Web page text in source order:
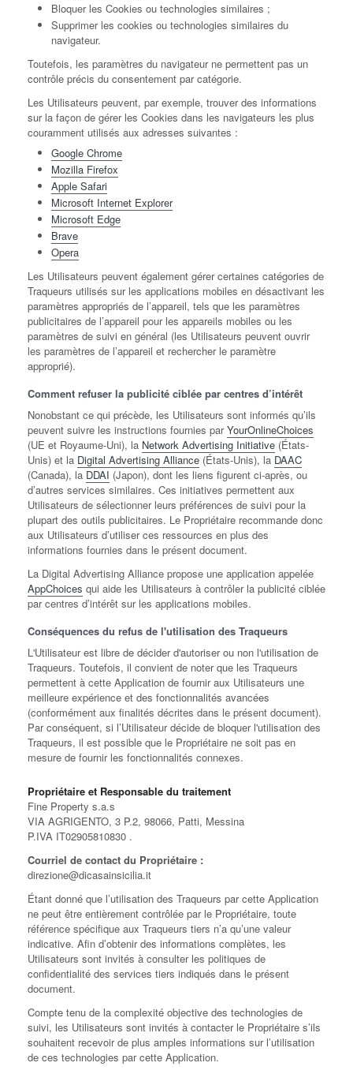
Bloquer les Cookies ou technologies similaires ;
Supprimer les cookies ou technologies similaires du
navigateur.
Toutefois, les paramètres du navigateur ne permettent pas un
contrôle précis du consentement par catégorie.
Les Utilisateurs peuvent, par exemple, trouver des informations
sur la façon de gérer les Cookies dans les navigateurs les plus
couramment utilisés aux adresses suivantes :
Google Chrome
Mozilla Firefox
Apple Safari
Microsoft Internet Explorer
Microsoft Edge
Brave
Opera
Les Utilisateurs peuvent également gérer certaines catégories de
Traqueurs utilisés sur les applications mobiles en désactivant les
paramètres appropriés de l’appareil, tels que les paramètres
publicitaires de l’appareil pour les appareils mobiles ou les
paramètres de suivi en général (les Utilisateurs peuvent ouvrir
les paramètres de l’appareil et rechercher le paramètre
approprié).
Comment refuser la publicité ciblée par centres d’intérêt
Nonobstant ce qui précède, les Utilisateurs sont informés qu’ils
peuvent suivre les instructions fournies parYourOnlineChoices
(UE et Royaume-Uni), la Network Advertising Initiative (États-
Unis) et la Digital Advertising Alliance (États-Unis), la DAAC
(Canada), la DDAI (Japon), dont les liens figurent ci-après, ou
d’autres services similaires. Ces initiatives permettent aux
Utilisateurs de sélectionner leurs préférences de suivi pour la
plupart des outils publicitaires. Le Propriétaire recommande donc
aux Utilisateurs d’utiliser ces ressources en plus des
informations fournies dans le présent document.
La Digital Advertising Alliance propose une application appelée
AppChoices qui aide les Utilisateurs à contrôler la publicité ciblée
par centres d’intérêt sur les applications mobiles.
Conséquences du refus de l'utilisation des Traqueurs
L'Utilisateur est libre de décider d'autoriser ou non l'utilisation de
Traqueurs. Toutefois, il convient de noter que les Traqueurs
permettent à cette Application de fournir aux Utilisateurs une
meilleure expérience et des fonctionnalités avancées
(conformément aux finalités décrites dans le présent document).
Par conséquent, si l’Utilisateur décide de bloquer l'utilisation des
Traqueurs, il est possible que le Propriétaire ne soit pas en
mesure de fournir les fonctionnalités connexes.
Propriétaire et Responsable du traitement
Fine Property s.a.s
VIA AGRIGENTO, 3 P.2, 98066, Patti, Messina
P.IVA IT02905810830 .
Courriel de contact du Propriétaire :
direzione@dicasainsicilia.it
Étant donné que l’utilisation des Traqueurs par cette Application
ne peut être entièrement contrôlée par le Propriétaire, toute
référence spécifique aux Traqueurs tiers n’a qu’une valeur
indicative. Afin d’obtenir des informations complètes, les
Utilisateurs sont invités à consulter les politiques de
confidentialité des services tiers indiqués dans le présent
document.
Compte tenu de la complexité objective des technologies de
suivi, les Utilisateurs sont invités à contacter le Propriétaire s’ils
souhaitent recevoir de plus amples informations sur l’utilisation
de ces technologies par cette Application.